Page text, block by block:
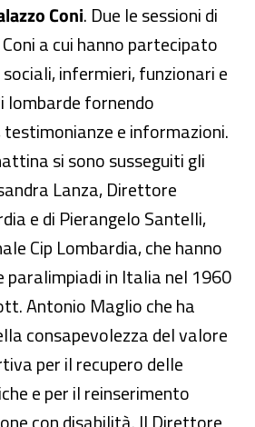
Coni. Due le sessioni di
a cui hanno partecipato
infermieri, funzionari e
lombarde fornendo
e informazioni.
si sono susseguiti gli
Lanza, Direttore
e di Pierangelo Santelli,
Cip Lombardia, che hanno
paralimpiadi in Italia nel 1960
Antonio Maglio che ha
consapevolezza del valore
per il recupero delle
e per il reinserimento